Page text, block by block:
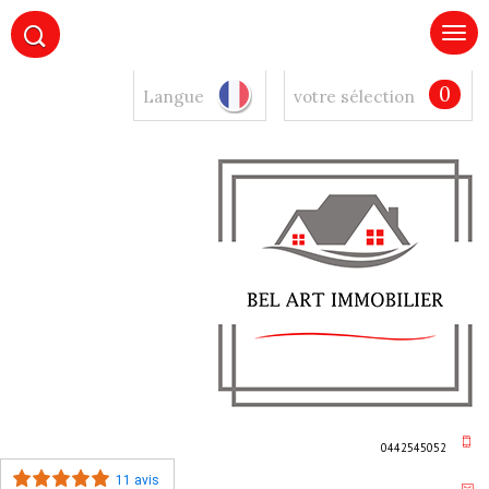
Langue votre sélection 0
0442545052
11 avis